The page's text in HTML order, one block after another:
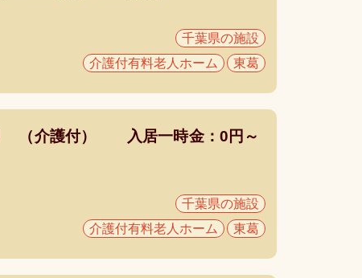
千葉県の施設
介護付有料老人ホーム
東葛
（介護付） 入居一時金：0円～
千葉県の施設
介護付有料老人ホーム
東葛